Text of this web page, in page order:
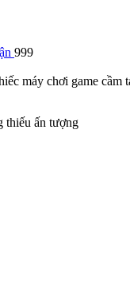
999
máy chơi game